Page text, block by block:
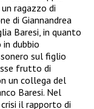
ragazzo di
di Giannandrea
Baresi, in quanto
dubbio
sul figlio
frutto di
un collega del
Baresi. Nel
il rapporto di